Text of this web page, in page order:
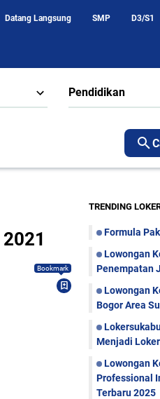
Datang Langsung SMP D3/S1
Pendidikan
Bookmark
TRENDING
Formula
Lowongan
Penempatan
Lowongan
Bogor Area
Menjadi
Lowongan
Professional
Terbaru 2025